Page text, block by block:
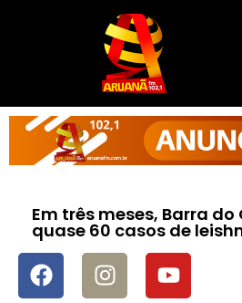
Em três meses, Barra
quase 60 casos de